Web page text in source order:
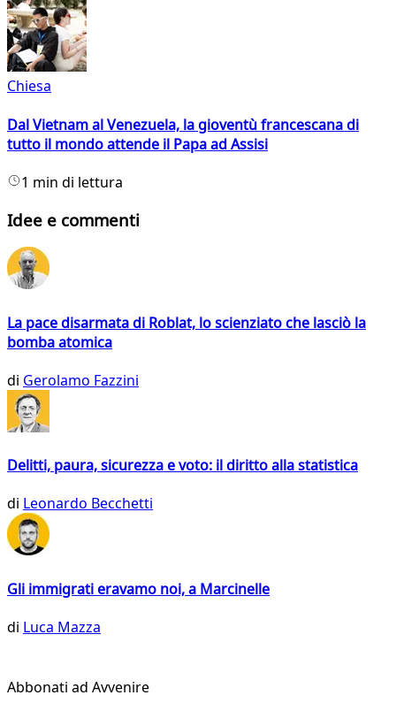
Chiesa
Dal Vietnam al Venezuela, la gioventù francescana di
tutto il mondo attende il Papa ad Assisi
1 min di lettura
Idee e commenti
La pace disarmata di Roblat, lo scienziato che lasciò la
bomba atomica
di Gerolamo Fazzini
Delitti, paura, sicurezza e voto: il diritto alla statistica
di Leonardo Becchetti
Gli immigrati eravamo noi, a Marcinelle
di Luca Mazza
Abbonati ad Avvenire